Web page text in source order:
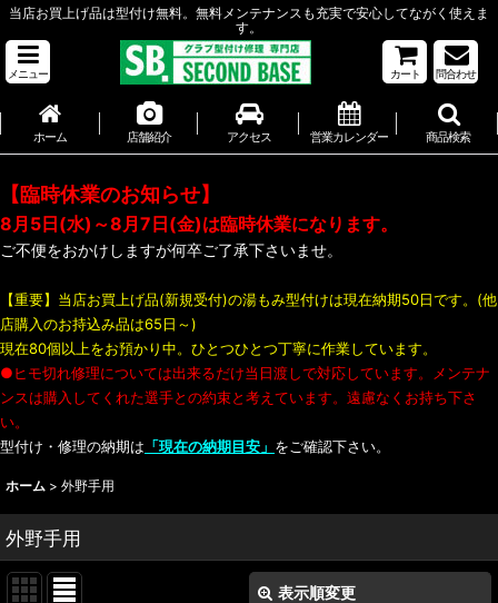
当店お買上げ品は型付け無料。無料メンテナンスも充実で安心してながく使えま
す。
メニュー カート 問合わせ
ホーム 店舗紹介 アクセス 営業カレンダー 商品検索
【臨時休業のお知らせ】
8月5日(水)～8月7日(金)は臨時休業になります。
ご不便をおかけしますが何卒ご了承下さいませ。
【重要】当店お買上げ品(新規受付)の湯もみ型付けは現在納期50日です。(他
店購入のお持込み品は65日～)
現在80個以上をお預かり中。ひとつひとつ丁寧に作業しています。
●ヒモ切れ修理については出来るだけ当日渡しで対応しています。メンテナ
ンスは購入してくれた選手との約束と考えています。遠慮なくお持ち下さ
い。
型付け・修理の納期は 「現在の納期目安」 をご確認下さい。
ホーム > 外野手用
外野手用
表示順変更